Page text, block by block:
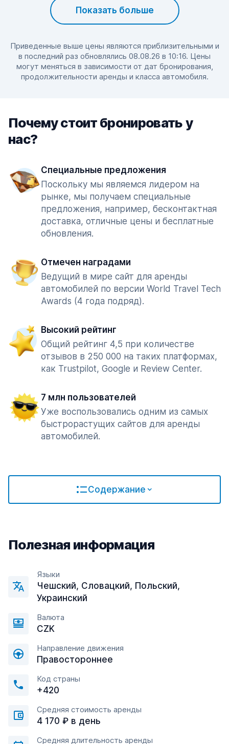
Показать больше
Приведенные выше цены являются приблизительными и
в последний раз обновлялись 08.08.26 в 10:16. Цены
могут меняться в зависимости от дат бронирования,
продолжительности аренды и класса автомобиля.
Почему стоит бронировать у
нас?
Специальные предложения
Поскольку мы являемся лидером на
рынке, мы получаем специальные
предложения, например, бесконтактная
доставка, отличные цены и бесплатные
обновления.
Отмечен наградами
Ведущий в мире сайт для аренды
автомобилей по версии World Travel Tech
Awards (4 года подряд).
Высокий рейтинг
Общий рейтинг 4,5 при количестве
отзывов в 250 000 на таких платформах,
как Trustpilot, Google и Review Center.
7 млн пользователей
Уже воспользовались одним из самых
быстрорастущих сайтов для аренды
автомобилей.
Содержание
Полезная информация
Языки
Чешский, Словацкий, Польский,
Украинский
Валюта
CZK
Направление движения
Правостороннее
Код страны
+420
Средняя стоимость аренды
4 170 ₽ в день
Средняя длительность аренды